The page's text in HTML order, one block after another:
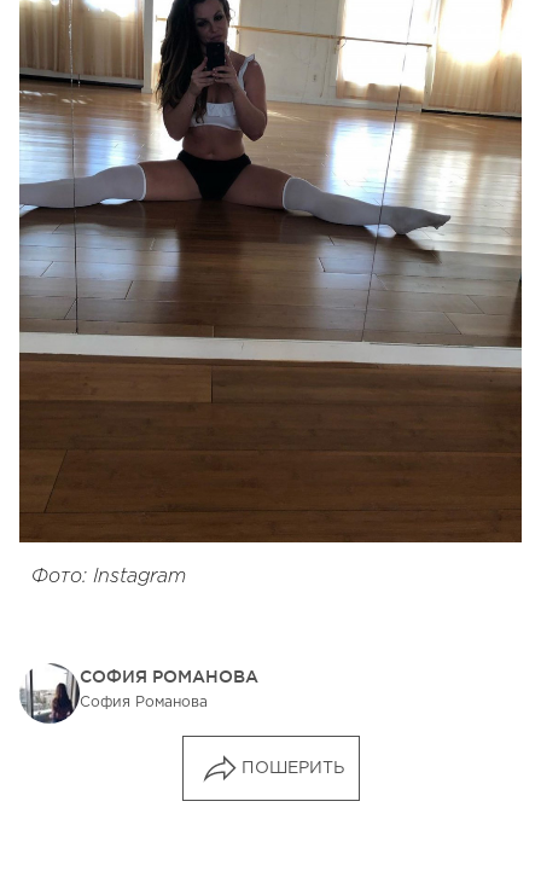
Фото: Instagram
СОФИЯ РОМАНОВА
София Романова
ПОШЕРИТЬ